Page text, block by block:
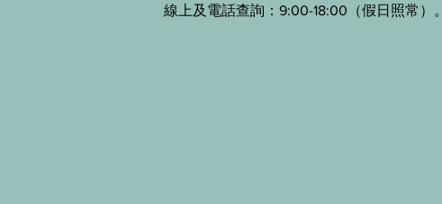
線上及電話查詢：9:00-18:00（假日照常）。